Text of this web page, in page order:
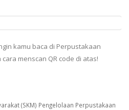
kamu baca di Perpustakaan
menscan QR code di atas!
(SKM) Pengelolaan Perpustakaan